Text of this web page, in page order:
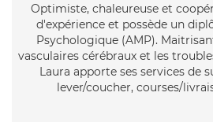
Optimiste, chaleureuse et
d'expérience et possède un
Psychologique (AMP).
vasculaires cérébraux et les
Laura apporte ses services de
lever/coucher, courses/